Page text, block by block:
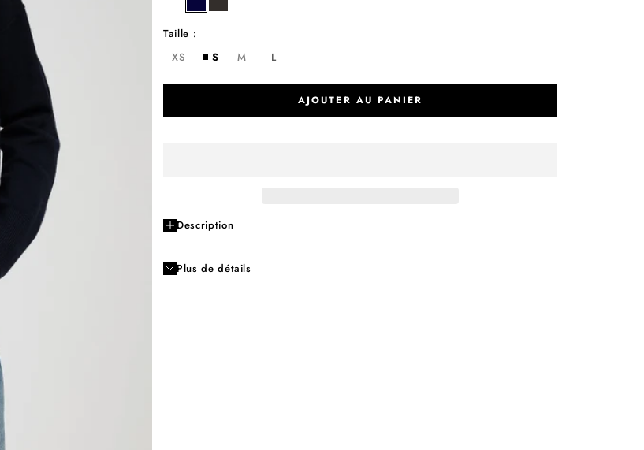
gregenightbrown
Taille :
XS
S M L
AJOUTER AU PANIER
Description
Plus de détails